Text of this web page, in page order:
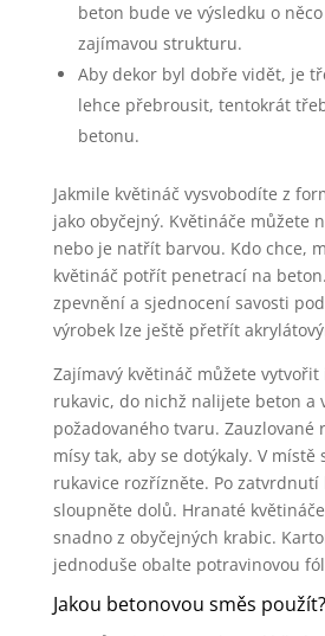
beton bude ve výsledku o
zajímavou strukturu.
Aby dekor byl dobře vidět, je
lehce přebrousit, tentokrát
betonu.
Jakmile květináč vysvobodíte z
jako obyčejný. Květináče můžete
nebo je natřít barvou. Kdo chce,
květináč potřít penetrací na
zpevnění a sjednocení savosti
výrobek lze ještě přetřít
Zajímavý květináč můžete vytvořit
rukavic, do nichž nalijete beton a
požadovaného tvaru. Zauzlované
mísy tak, aby se dotýkaly. V místě
rukavice rozřízněte. Po
sloupněte dolů. Hranaté
snadno z obyčejných krabic.
jednoduše obalte potravinovou
Jakou betonovou směs použít?